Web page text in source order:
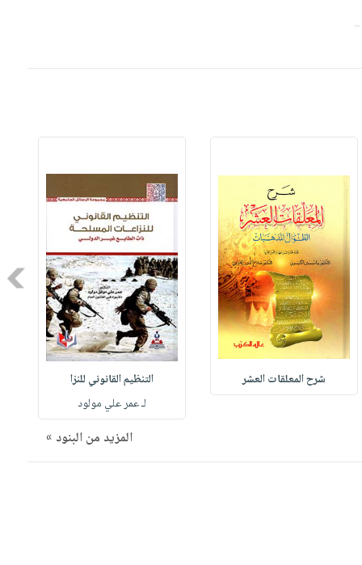
شرح المعلقات العشر
التنظيم القانوني للنزا
لـ عمر علي مولود
المزيد من البنود »